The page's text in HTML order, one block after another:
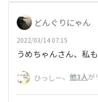
どんぐりにゃん
2022/03/14 07:15
うめちゃんさん、私
ひっしー、 他3人が